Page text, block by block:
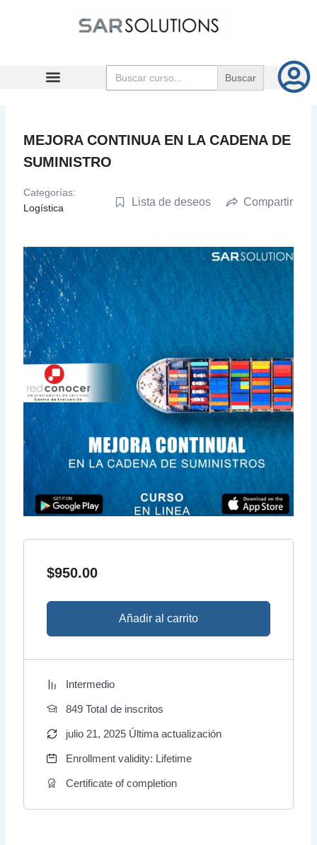
Buscar:
MEJORA CONTINUA EN LA CADENA DE
SUMINISTRO
Categorías:
Logística
Lista de deseos Compartir
$950.00
Añadir al carrito
Intermedio
849 TotaI de inscritos
julio 21, 2025 Última actualización
Enrollment validity: Lifetime
Certificate of completion